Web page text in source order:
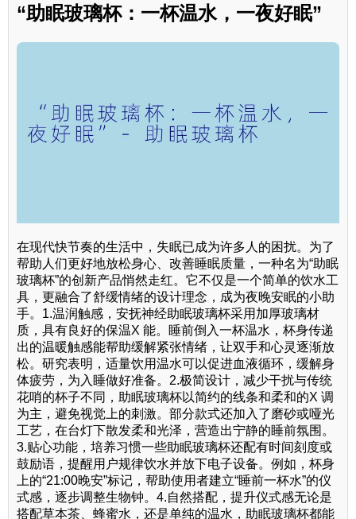
“助眠玻璃杯：一杯温水，一夜好眠”
在现代快节奏的生活中，失眠已成为许多人的困扰。为了
帮助人们更好地放松身心、改善睡眠质量，一种名为“助眠
玻璃杯”的创新产品悄然走红。它不仅是一个简单的饮水工
具，更融合了舒缓情绪的设计理念，成为夜晚安眠的小助
手。1.温润触感，安抚神经助眠玻璃杯采用加厚玻璃材
质，具有良好的保温X 能。睡前倒入一杯温水，杯身传递
出的温暖触感能帮助缓解紧张情绪，让双手和心灵逐渐放
松。研究表明，适量饮用温水可以促进血液循环，缓解身
体疲劳，为入睡做好准备。2.极简设计，减少干扰与传统
花哨的杯子不同，助眠玻璃杯以简约的线条和柔和的X 调
为主，避免视觉上的刺激。部分款式还加入了磨砂或哑光
工艺，在台灯下散发柔和光泽，营造出宁静的睡前氛围。
3.贴心功能，培养习惯一些助眠玻璃杯还配有时间刻度或
鼓励语，提醒用户规律饮水并放下电子设备。例如，杯身
上的“21:00晚安”标记，帮助使用者建立“睡前一杯水”的仪
式感，逐步调整生物钟。4.自然搭配，提升仪式感无论是
搭配草本茶、蜂蜜水，还是单纯的温水，助眠玻璃杯都能